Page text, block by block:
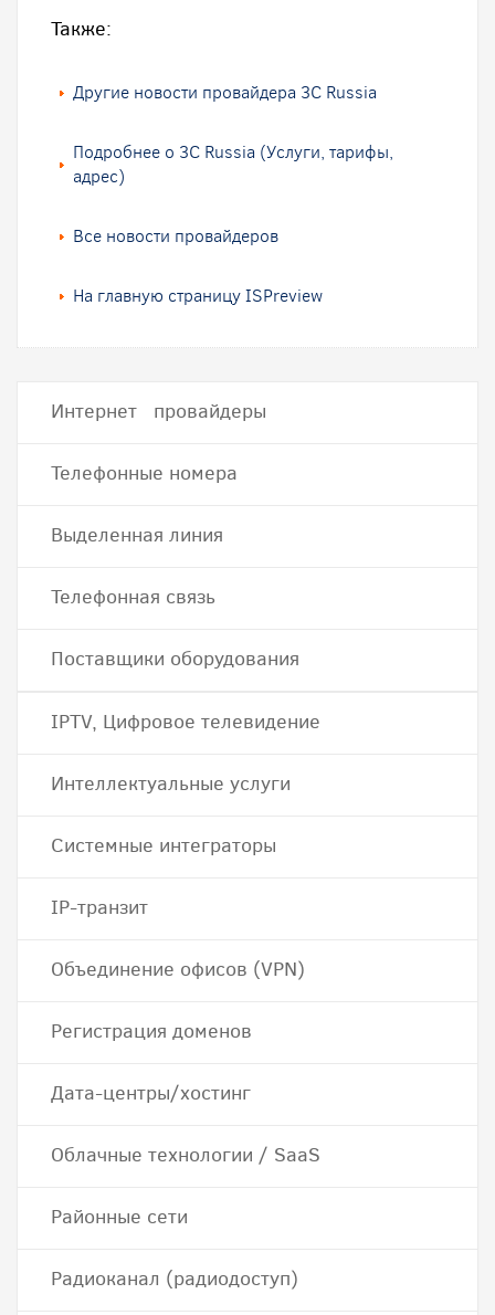
Также:
Другие новости провайдера 3C Russia
Подробнее о 3C Russia (Услуги, тарифы,
адрес)
Все новости провайдеров
На главную страницу ISPreview
Интернет провайдеры
Телефонные номера
Выделенная линия
Телефонная связь
Поставщики оборудования
IPTV, Цифровое телевидение
Интеллектуальные услуги
Системные интеграторы
IP-транзит
Объединение офисов (VPN)
Регистрация доменов
Дата-центры/хостинг
Облачные технологии / SaaS
Районные сети
Радиоканал (радиодоступ)